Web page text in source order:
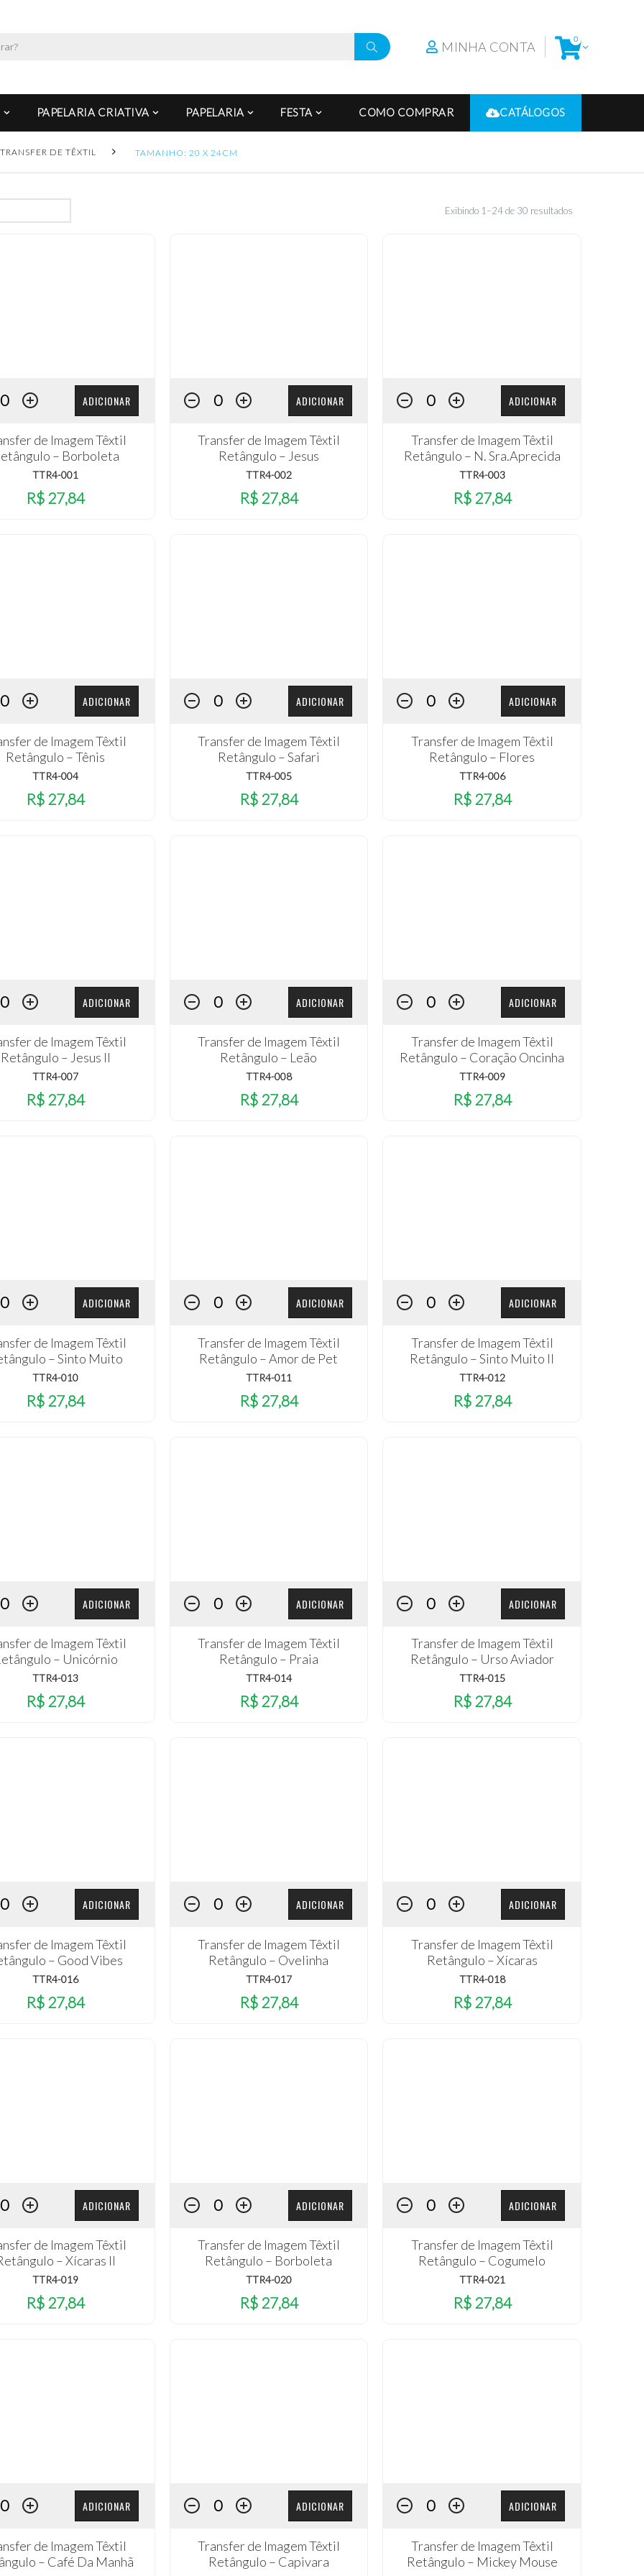
MINHA CONTA 0
PAPELARIA CRIATIVA PAPELARIA FESTA COMO COMPRAR CATÁLOGOS
TRANSFER DE TÊXTIL TAMANHO: 20 X 24CM
Exibindo 1–24 de 30 resultados
ADICIONAR
de Imagem Têxtil
– Borboleta
TTR4-001
R$ 27,84
ADICIONAR
Transfer de Imagem Têxtil
Retângulo – Jesus
TTR4-002
R$ 27,84
ADICIONAR
Transfer de Imagem Têxtil
Retângulo – N. Sra.Aprecida
TTR4-003
R$ 27,84
ADICIONAR
de Imagem Têxtil
Retângulo – Tênis
TTR4-004
R$ 27,84
ADICIONAR
Transfer de Imagem Têxtil
Retângulo – Safari
TTR4-005
R$ 27,84
ADICIONAR
Transfer de Imagem Têxtil
Retângulo – Flores
TTR4-006
R$ 27,84
ADICIONAR
de Imagem Têxtil
Retângulo – Jesus II
TTR4-007
R$ 27,84
ADICIONAR
Transfer de Imagem Têxtil
Retângulo – Leão
TTR4-008
R$ 27,84
ADICIONAR
Transfer de Imagem Têxtil
Retângulo – Coração Oncinha
TTR4-009
R$ 27,84
ADICIONAR
de Imagem Têxtil
– Sinto Muito
TTR4-010
R$ 27,84
ADICIONAR
Transfer de Imagem Têxtil
Retângulo – Amor de Pet
TTR4-011
R$ 27,84
ADICIONAR
Transfer de Imagem Têxtil
Retângulo – Sinto Muito II
TTR4-012
R$ 27,84
ADICIONAR
de Imagem Têxtil
– Unicórnio
TTR4-013
R$ 27,84
ADICIONAR
Transfer de Imagem Têxtil
Retângulo – Praia
TTR4-014
R$ 27,84
ADICIONAR
Transfer de Imagem Têxtil
Retângulo – Urso Aviador
TTR4-015
R$ 27,84
ADICIONAR
de Imagem Têxtil
– Good Vibes
TTR4-016
R$ 27,84
ADICIONAR
Transfer de Imagem Têxtil
Retângulo – Ovelinha
TTR4-017
R$ 27,84
ADICIONAR
Transfer de Imagem Têxtil
Retângulo – Xícaras
TTR4-018
R$ 27,84
ADICIONAR
de Imagem Têxtil
– Xícaras II
TTR4-019
R$ 27,84
ADICIONAR
Transfer de Imagem Têxtil
Retângulo – Borboleta
TTR4-020
R$ 27,84
ADICIONAR
Transfer de Imagem Têxtil
Retângulo – Cogumelo
TTR4-021
R$ 27,84
ADICIONAR
de Imagem Têxtil
– Café Da Manhã
ADICIONAR
Transfer de Imagem Têxtil
Retângulo – Capivara
ADICIONAR
Transfer de Imagem Têxtil
Retângulo – Mickey Mouse